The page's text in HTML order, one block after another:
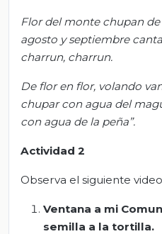
Flor del monte chupan
agosto y septiembre
charrun, charrun.
De flor en flor, volando
chupar con agua del
con agua de la peña”.
Actividad 2
Observa el siguiente
Ventana a mi
semilla a la tortilla.